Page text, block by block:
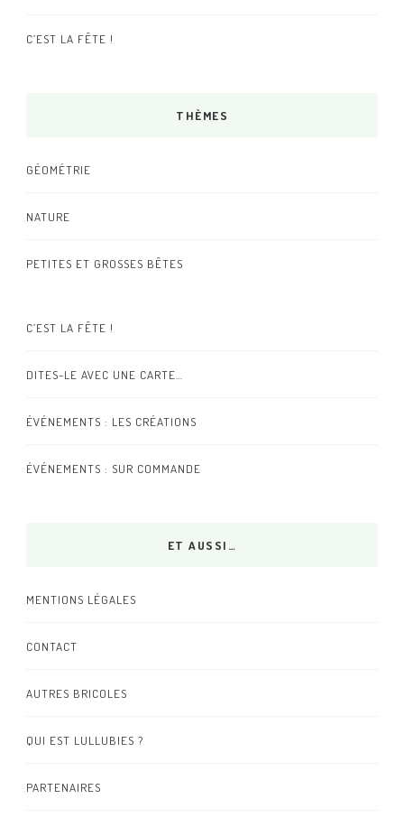
C’EST LA FÊTE !
THÈMES
GÉOMÉTRIE
NATURE
PETITES ET GROSSES BÊTES
C’EST LA FÊTE !
DITES-LE AVEC UNE CARTE…
ÉVÉNEMENTS : LES CRÉATIONS
ÉVÉNEMENTS : SUR COMMANDE
ET AUSSI…
MENTIONS LÉGALES
CONTACT
AUTRES BRICOLES
QUI EST LULLUBIES ?
PARTENAIRES